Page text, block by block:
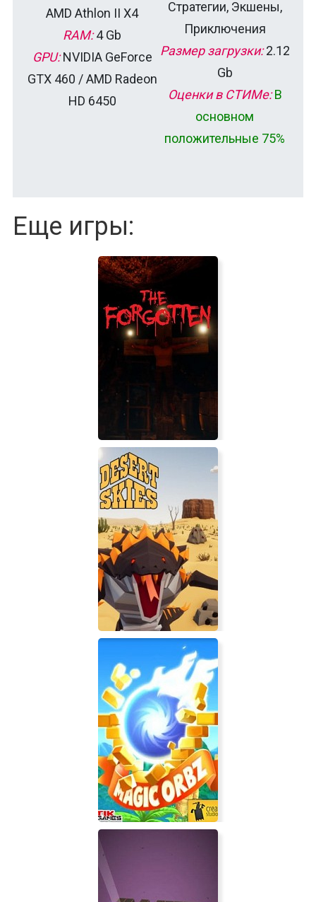
AMD Athlon II X4
RAM:4 Gb
GPU:NVIDIA GeForce
GTX 460 / AMD Radeon
HD 6450
Стратегии, Экшены,
Приключения
Размер загрузки:2.12
Gb
Оценки в СТИМе: В
основном
положительные 75%
Еще игры:
The Forgotten
Desert Skies